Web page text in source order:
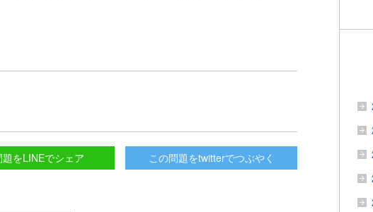
題をLINEでシェア この問題をtwitterでつぶやく